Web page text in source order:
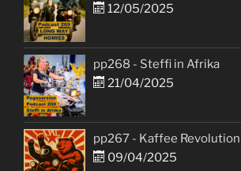
12/05/2025
pp268 - Steffi in Afrika
21/04/2025
pp267 - Kaffee Revolution
09/04/2025